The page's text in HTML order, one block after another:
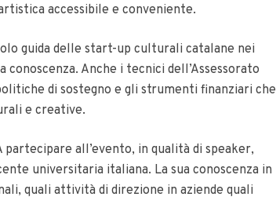
accessibile e conveniente.
guida delle start-up culturali catalane nei
conoscenza. Anche i tecnici dell’Assessorato
di sostegno e gli strumenti finanziari che
e creative.
partecipare all’evento, in qualità di speaker,
universitaria italiana. La sua conoscenza in
quali attività di direzione in aziende quali